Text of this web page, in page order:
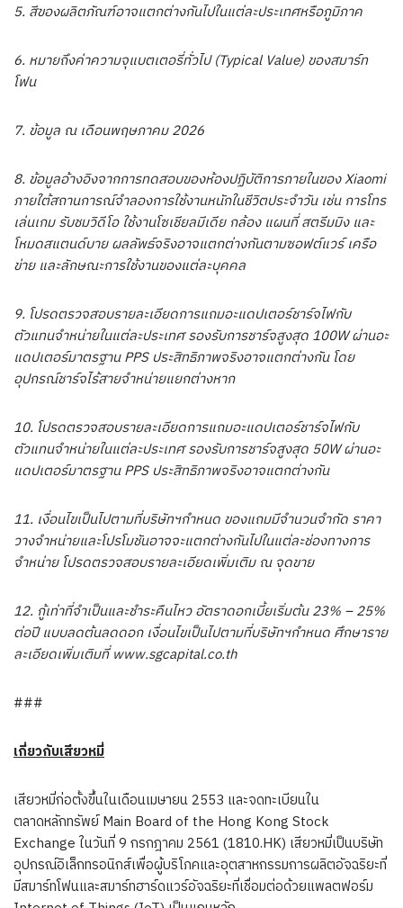
5. สีของผลิตภัณฑ์อาจแตกต่างกันไปในแต่ละประเทศหรือภูมิภาค
6. หมายถึงค่าความจุแบตเตอรี่ทั่วไป (Typical Value) ของสมาร์ท
โฟน
7. ข้อมูล ณ เดือนพฤษภาคม 2026
8. ข้อมูลอ้างอิงจากการทดสอบของห้องปฏิบัติการภายในของ Xiaomi
ภายใต้สถานการณ์จำลองการใช้งานหนักในชีวิตประจำวัน เช่น การโทร
เล่นเกม รับชมวิดีโอ ใช้งานโซเชียลมีเดีย กล้อง แผนที่ สตรีมมิง และ
โหมดสแตนด์บาย ผลลัพธ์จริงอาจแตกต่างกันตามซอฟต์แวร์ เครือ
ข่าย และลักษณะการใช้งานของแต่ละบุคคล
9. โปรดตรวจสอบรายละเอียดการแถมอะแดปเตอร์ชาร์จไฟกับ
ตัวแทนจำหน่ายในแต่ละประเทศ รองรับการชาร์จสูงสุด 100W ผ่านอะ
แดปเตอร์มาตรฐาน PPS ประสิทธิภาพจริงอาจแตกต่างกัน โดย
อุปกรณ์ชาร์จไร้สายจำหน่ายแยกต่างหาก
10. โปรดตรวจสอบรายละเอียดการแถมอะแดปเตอร์ชาร์จไฟกับ
ตัวแทนจำหน่ายในแต่ละประเทศ รองรับการชาร์จสูงสุด 50W ผ่านอะ
แดปเตอร์มาตรฐาน PPS ประสิทธิภาพจริงอาจแตกต่างกัน
11. เงื่อนไขเป็นไปตามที่บริษัทฯกำหนด ของแถมมีจำนวนจำกัด ราคา
วางจำหน่ายและโปรโมชันอาจจะแตกต่างกันไปในแต่ละช่องทางการ
จำหน่าย โปรดตรวจสอบรายละเอียดเพิ่มเติม ณ จุดขาย
12. กู้เท่าที่จำเป็นและชำระคืนไหว อัตราดอกเบี้ยเริ่มต้น 23% – 25%
ต่อปี แบบลดต้นลดดอก เงื่อนไขเป็นไปตามที่บริษัทฯกำหนด ศึกษาราย
ละเอียดเพิ่มเติมที่ www.sgcapital.co.th
###
เกี่ยวกับเสียวหมี่
เสียวหมี่ก่อตั้งขึ้นในเดือนเมษายน 2553 และจดทะเบียนใน
ตลาดหลักทรัพย์ Main Board of the Hong Kong Stock
Exchange ในวันที่ 9 กรกฎาคม 2561 (1810.HK) เสียวหมี่เป็นบริษัท
อุปกรณ์อิเล็กทรอนิกส์เพื่อผู้บริโภคและอุตสาหกรรมการผลิตอัจฉริยะที่
มีสมาร์ทโฟนและสมาร์ทฮาร์ดแวร์อัจฉริยะที่เชื่อมต่อด้วยแพลตฟอร์ม